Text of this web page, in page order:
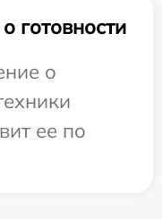
готовности
о
ее по